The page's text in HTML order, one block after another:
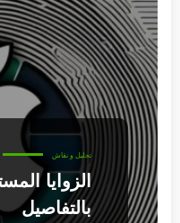
تحليل و نقاش
الزوايا
بالتفاصيل